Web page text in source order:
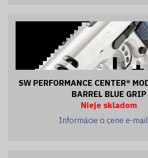
SW PERFORMANCE CENTER®
BARREL BLUE GRIP
Nieje skladom
Informácie o cene e-